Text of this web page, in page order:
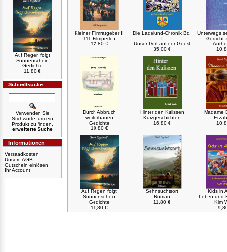
Auf Regen folgt
Sonnenschein
Gedichte
11,80 €
Schnellsuche
Verwenden Sie
Stichworte, um ein
Produkt zu finden.
erweiterte Suche
Informationen
Versandkosten
Unsere AGB
Gutschein einlösen
Ihr Account
Kleiner Filmratgeber II
111 Filmperlen
12,80 €
Die Ladelund-Chronik Bd.
I
Unser Dorf auf der Geest
35,00 €
Unterwegs
Gedicht
Durch Abbruch
weiterbauen
Gedichte
10,80 €
Hinter den Kulissen
Kurzgeschichten
16,80 €
Madame
Auf Regen folgt
Sonnenschein
Gedichte
11,80 €
Sehnsuchtsort
Roman
11,80 €
Kids in
Leben und
Kim